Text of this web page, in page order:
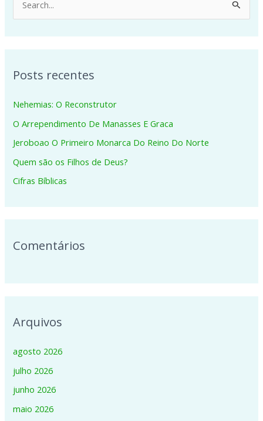
e
u
s
a
r
p
o
Posts recentes
Nehemias: O Reconstrutor
O Arrependimento De Manasses E Graca
Jeroboao O Primeiro Monarca Do Reino Do Norte
Quem são os Filhos de Deus?
Cifras Bíblicas
Comentários
Arquivos
agosto 2026
julho 2026
junho 2026
maio 2026